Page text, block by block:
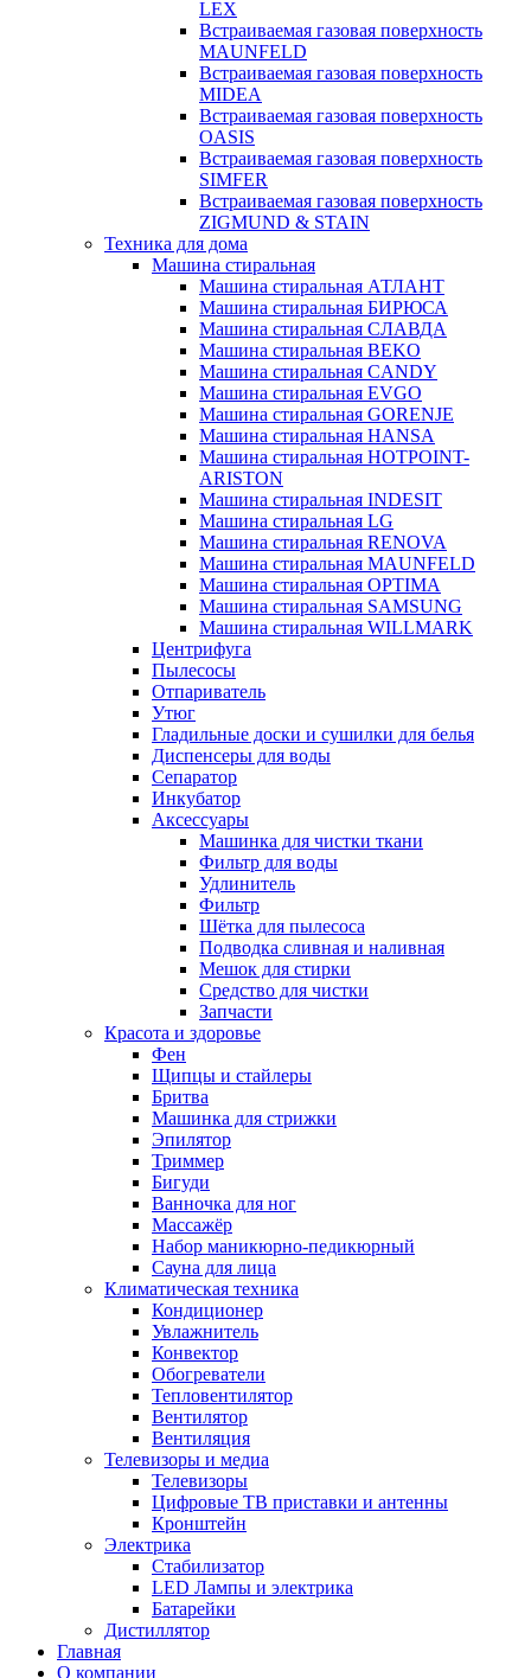
LEX
Встраиваемая газовая поверхность
MAUNFELD
Встраиваемая газовая поверхность
MIDEA
Встраиваемая газовая поверхность
OASIS
Встраиваемая газовая поверхность
SIMFER
Встраиваемая газовая поверхность
ZIGMUND & STAIN
Техника для дома
Машина стиральная
Машина стиральная АТЛАНТ
Машина стиральная БИРЮСА
Машина стиральная СЛАВДА
Машина стиральная BEKO
Машина стиральная CANDY
Машина стиральная EVGO
Машина стиральная GORENJE
Машина стиральная HANSA
Машина стиральная HOTPOINT-
ARISTON
Машина стиральная INDESIT
Машина стиральная LG
Машина стиральная RENOVA
Машина стиральная MAUNFELD
Машина стиральная OPTIMA
Машина стиральная SAMSUNG
Машина стиральная WILLMARK
Центрифуга
Пылесосы
Отпариватель
Утюг
Гладильные доски и сушилки для белья
Диспенсеры для воды
Сепаратор
Инкубатор
Аксессуары
Машинка для чистки ткани
Фильтр для воды
Удлинитель
Фильтр
Шётка для пылесоса
Подводка сливная и наливная
Мешок для стирки
Средство для чистки
Запчасти
Красота и здоровье
Фен
Щипцы и стайлеры
Бритва
Машинка для стрижки
Эпилятор
Триммер
Бигуди
Ванночка для ног
Массажёр
Набор маникюрно-педикюрный
Сауна для лица
Климатическая техника
Кондиционер
Увлажнитель
Конвектор
Обогреватели
Тепловентилятор
Вентилятор
Вентиляция
Телевизоры и медиа
Телевизоры
Цифровые ТВ приставки и антенны
Кронштейн
Электрика
Стабилизатор
LED Лампы и электрика
Батарейки
Дистиллятор
Главная
О компании